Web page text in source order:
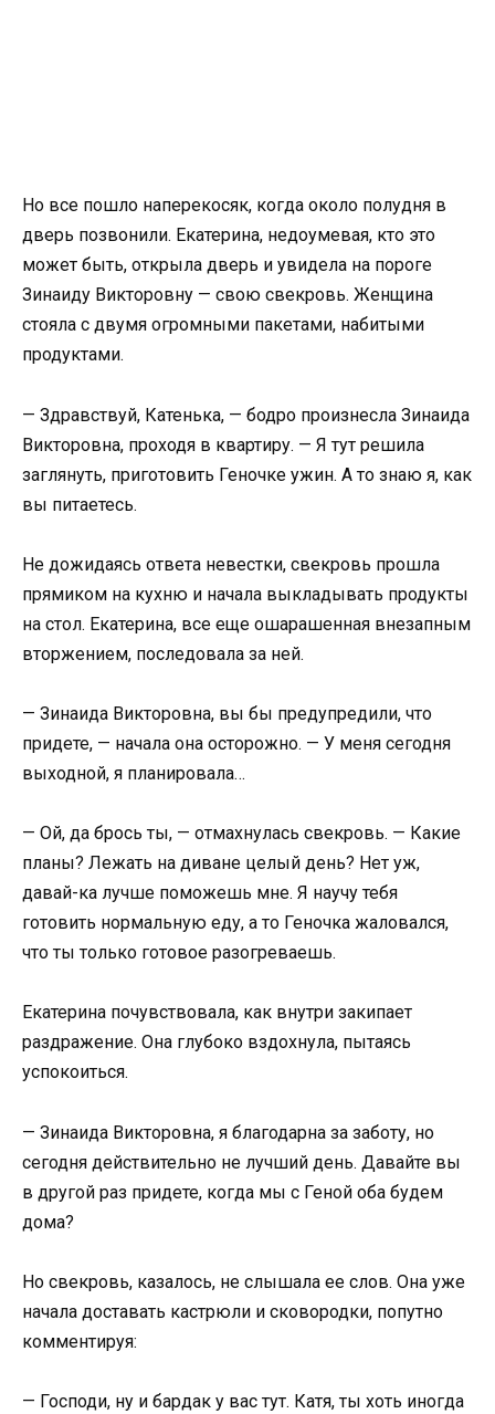
Но все пошло наперекосяк, когда около полудня в
дверь позвонили. Екатерина, недоумевая, кто это
может быть, открыла дверь и увидела на пороге
Зинаиду Викторовну — свою свекровь. Женщина
стояла с двумя огромными пакетами, набитыми
продуктами.
— Здравствуй, Катенька, — бодро произнесла Зинаида
Викторовна, проходя в квартиру. — Я тут решила
заглянуть, приготовить Геночке ужин. А то знаю я, как
вы питаетесь.
Не дожидаясь ответа невестки, свекровь прошла
прямиком на кухню и начала выкладывать продукты
на стол. Екатерина, все еще ошарашенная внезапным
вторжением, последовала за ней.
— Зинаида Викторовна, вы бы предупредили, что
придете, — начала она осторожно. — У меня сегодня
выходной, я планировала…
— Ой, да брось ты, — отмахнулась свекровь. — Какие
планы? Лежать на диване целый день? Нет уж,
давай-ка лучше поможешь мне. Я научу тебя
готовить нормальную еду, а то Геночка жаловался,
что ты только готовое разогреваешь.
Екатерина почувствовала, как внутри закипает
раздражение. Она глубоко вздохнула, пытаясь
успокоиться.
— Зинаида Викторовна, я благодарна за заботу, но
сегодня действительно не лучший день. Давайте вы
в другой раз придете, когда мы с Геной оба будем
дома?
Но свекровь, казалось, не слышала ее слов. Она уже
начала доставать кастрюли и сковородки, попутно
комментируя:
— Господи, ну и бардак у вас тут. Катя, ты хоть иногда